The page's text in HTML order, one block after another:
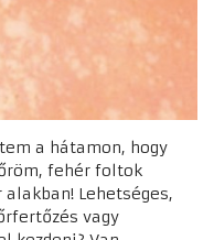
a hátamon, hogy
fehér foltok
Lehetséges,
vagy